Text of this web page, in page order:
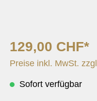
Solo
129,00 CHF*
Preise inkl. MwSt.
Sofort verfügbar